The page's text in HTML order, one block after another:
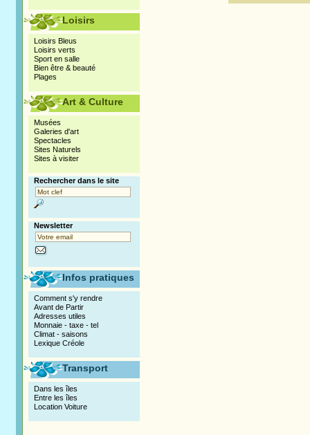
Loisirs
Loisirs Bleus
Loisirs verts
Sport en salle
Bien être & beauté
Plages
Art & Culture
Musées
Galeries d'art
Spectacles
Sites Naturels
Sites à visiter
Rechercher dans le site
Newsletter
Infos pratiques
Comment s'y rendre
Avant de Partir
Adresses utiles
Monnaie - taxe - tel
Climat - saisons
Lexique Créole
Transport
Dans les îles
Entre les îles
Location Voiture